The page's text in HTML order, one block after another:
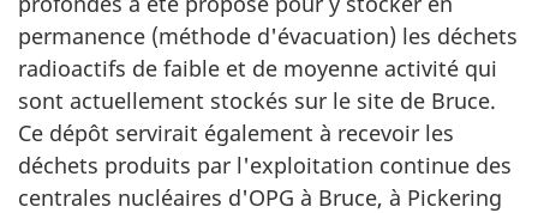
permanence (méthode d'évacuation) les déchets
radioactifs de faible et de moyenne activité qui
sont actuellement stockés sur le site de Bruce.
Ce dépôt servirait également à recevoir les
déchets produits par l'exploitation continue des
centrales nucléaires d'OPG à Bruce, à Pickering